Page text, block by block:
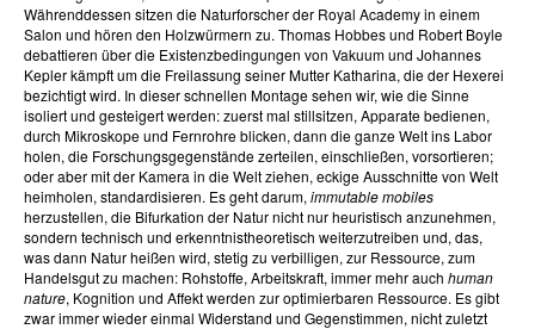
Währenddessen sitzen die Naturforscher der Royal Academy in einem
Salon und hören den Holzwürmern zu. Thomas Hobbes und Robert Boyle
debattieren über die Existenzbedingungen von Vakuum und Johannes
Kepler kämpft um die Freilassung seiner Mutter Katharina, die der Hexerei
bezichtigt wird. In dieser schnellen Montage sehen wir, wie die Sinne
isoliert und gesteigert werden: zuerst mal stillsitzen, Apparate bedienen,
durch Mikroskope und Fernrohre blicken, dann die ganze Welt ins Labor
holen, die Forschungsgegenstände zerteilen, einschließen, vorsortieren;
oder aber mit der Kamera in die Welt ziehen, eckige Ausschnitte von Welt
heimholen, standardisieren. Es geht darum, immutable mobiles
herzustellen, die Bifurkation der Natur nicht nur heuristisch anzunehmen,
sondern technisch und erkenntnistheoretisch weiterzutreiben und, das,
was dann Natur heißen wird, stetig zu verbilligen, zur Ressource, zum
Handelsgut zu machen: Rohstoffe, Arbeitskraft, immer mehr auch human
nature, Kognition und Affekt werden zur optimierbaren Ressource. Es gibt
zwar immer wieder einmal Widerstand und Gegenstimmen, nicht zuletzt